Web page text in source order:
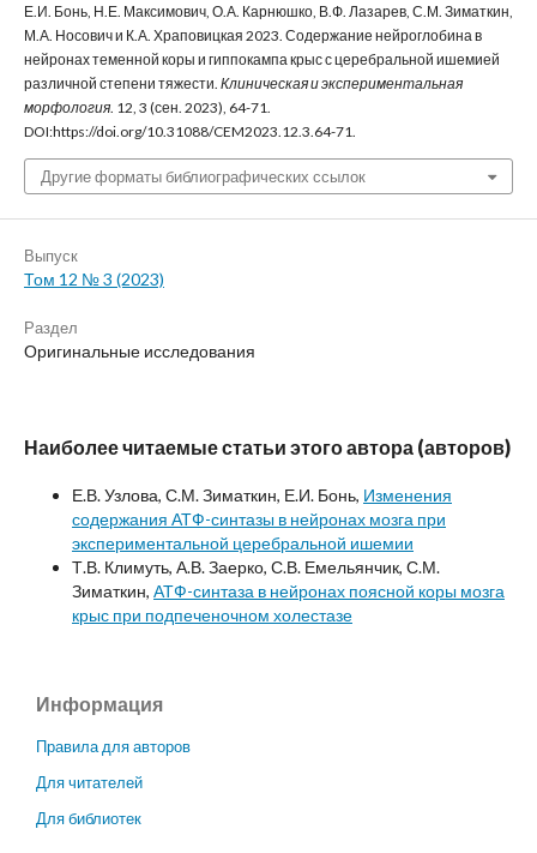
Е.И. Бонь, Н.Е. Максимович, О.А. Карнюшко, В.Ф. Лазарев, С.М. Зиматкин,
М.А. Носович и К.А. Храповицкая 2023. Содержание нейроглобина в
нейронах теменной коры и гиппокампа крыс с церебральной ишемией
различной степени тяжести. Клиническая и экспериментальная
морфология . 12, 3 (сен. 2023), 64-71.
DOI:https://doi.org/10.31088/CEM2023.12.3.64-71.
Другие форматы библиографических ссылок
Выпуск
Том 12 № 3 (2023)
Раздел
Оригинальные исследования
Наиболее читаемые статьи этого автора (авторов)
Е.В. Узлова, С.М. Зиматкин, Е.И. Бонь, Изменения
содержания АТФ-синтазы в нейронах мозга при
экспериментальной церебральной ишемии
Т.В. Климуть, А.В. Заерко, С.В. Емельянчик, С.М.
Зиматкин, АТФ-синтаза в нейронах поясной коры мозга
крыс при подпеченочном холестазе
Информация
Правила для авторов
Для читателей
Для библиотек